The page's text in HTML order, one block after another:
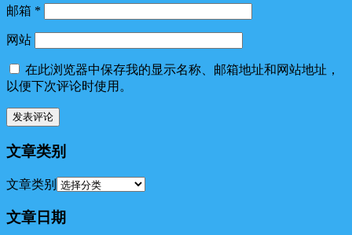
邮箱 *
网站
在此浏览器中保存我的显示名称、邮箱地址和网站地址，
以便下次评论时使用。
文章类别
文章类别
文章日期